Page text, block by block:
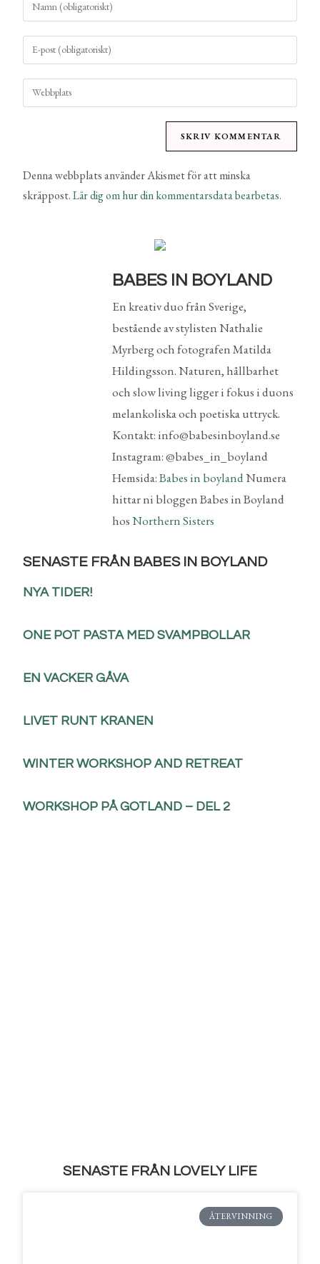
Denna webbplats använder Akismet för att minska
skräppost.Lär dig om hur din kommentarsdata bearbetas.
BABES IN BOYLAND
En kreativ duo från Sverige,
bestående av stylisten Nathalie
Myrberg och fotografen Matilda
Hildingsson. Naturen, hållbarhet
och slow living ligger i fokus i duons
melankoliska och poetiska uttryck.
Kontakt: info@babesinboyland.se
Instagram: @babes_in_boyland
Hemsida:Babes in boylandNumera
hittar ni bloggen Babes in Boyland
hosNorthern Sisters
SENASTE FRÅN BABES IN BOYLAND
NYA TIDER!
ONE POT PASTA MED SVAMPBOLLAR
EN VACKER GÅVA
LIVET RUNT KRANEN
WINTER WORKSHOP AND RETREAT
WORKSHOP PÅ GOTLAND – DEL 2
SENASTE FRÅN LOVELY LIFE
ÅTERVINNING